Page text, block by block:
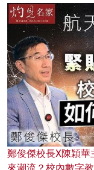
鄭俊傑校長X陳穎